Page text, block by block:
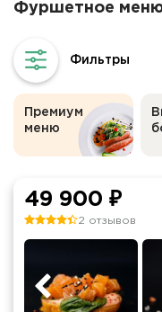
Фуршетное меню
Премиум
меню
49 900 ₽
2 отзывов